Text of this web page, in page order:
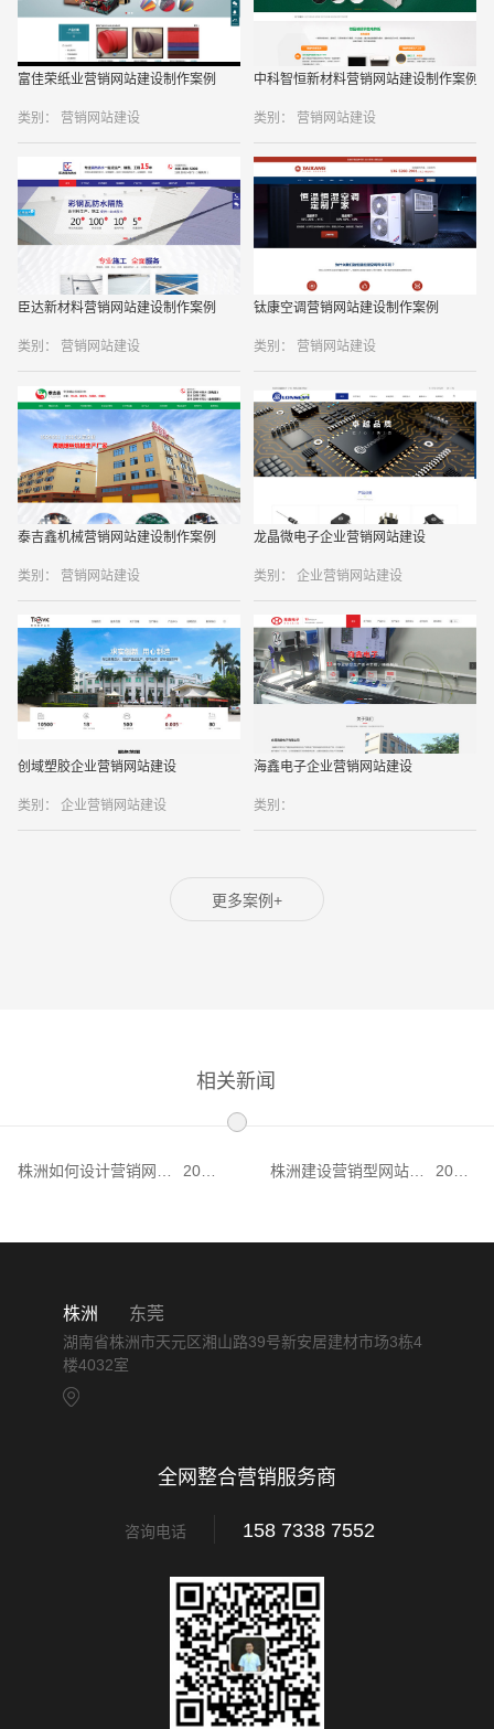
类别： 营销网站建设
富佳荣纸业营销网站建设制作案例
类别： 营销网站建设
中科智恒新材料营销网站建设制作案例
类别： 营销网站建设
臣达新材料营销网站建设制作案例
类别： 营销网站建设
钛康空调营销网站建设制作案例
类别： 营销网站建设
泰吉鑫机械营销网站建设制作案例
类别： 企业营销网站建设
龙晶微电子企业营销网站建设
类别： 企业营销网站建设
创域塑胶企业营销网站建设
类别：
海鑫电子企业营销网站建设
更多案例+
相关新闻
株洲如何设计营销网
2022-
株洲建设营销型网站特
2022-
株洲 东莞
湖南省株洲市天元区湘山路39号新安居建材市场3栋4
楼4032室
全网整合营销服务商
咨询电话 158 7338 7552